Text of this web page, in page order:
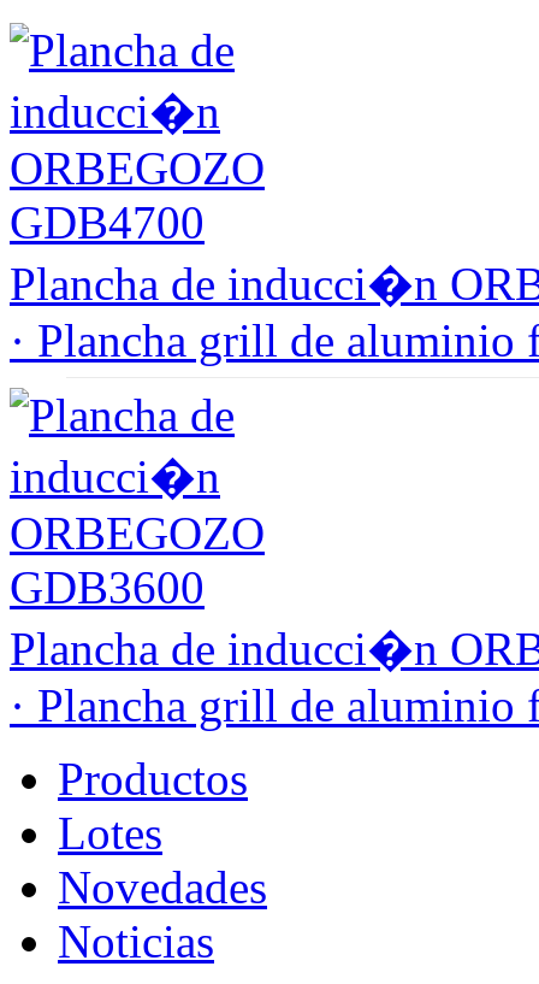
Plancha de inducci�n
· Plancha grill de aluminio
Plancha de inducci�n
· Plancha grill de aluminio
Productos
Lotes
Novedades
Noticias